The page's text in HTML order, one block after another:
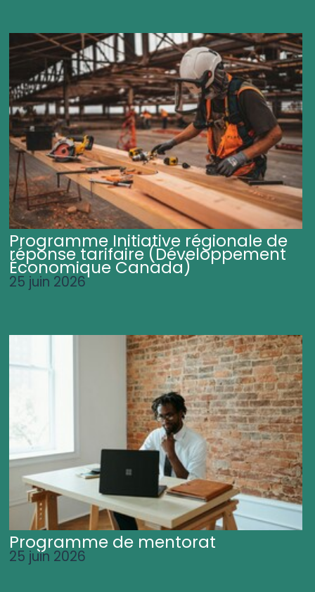
Programme Initiative régionale de
réponse tarifaire (Développement
Économique Canada)
25 juin 2026
Programme de mentorat
25 juin 2026